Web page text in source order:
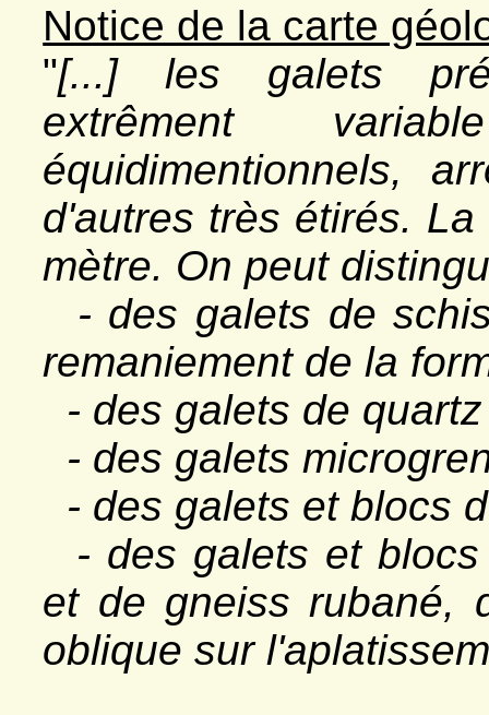
Notice de la carte
"[...] les galets
extrêment
équidimentionnels,
d'autres très étirés.
mètre. On peut
- des galets de
remaniement de la
- des galets de quartz
- des galets
- des galets et blocs
- des galets et
et de gneiss rubané,
oblique sur